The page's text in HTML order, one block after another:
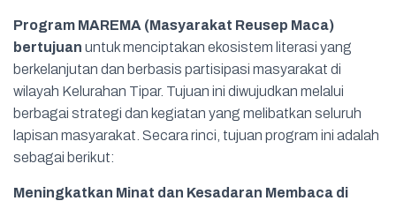
Program MAREMA (Masyarakat Reusep Maca)
bertujuan untuk menciptakan ekosistem literasi yang
berkelanjutan dan berbasis partisipasi masyarakat di
wilayah Kelurahan Tipar. Tujuan ini diwujudkan melalui
berbagai strategi dan kegiatan yang melibatkan seluruh
lapisan masyarakat. Secara rinci, tujuan program ini adalah
sebagai berikut:
Meningkatkan Minat dan Kesadaran Membaca di